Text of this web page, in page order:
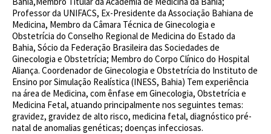
Professor da UNIFACS, Ex-Presidente da Associação Bahiana de
Medicina, Membro da Câmara Técnica de Ginecologia e
Obstetrícia do Conselho Regional de Medicina do Estado da
Bahia, Sócio da Federação Brasileira das Sociedades de
Ginecologia e Obstetrícia; Membro do Corpo Clínico do Hospital
Aliança. Coordenador de Ginecologia e Obstetrícia do Instituto de
Ensino por Simulação Realística (INESS, Bahia) Tem experiência
na área de Medicina, com ênfase em Ginecologia, Obstetrícia e
Medicina Fetal, atuando principalmente nos seguintes temas:
gravidez, gravidez de alto risco, medicina fetal, diagnóstico pré-
natal de anomalias genéticas; doenças infecciosas.